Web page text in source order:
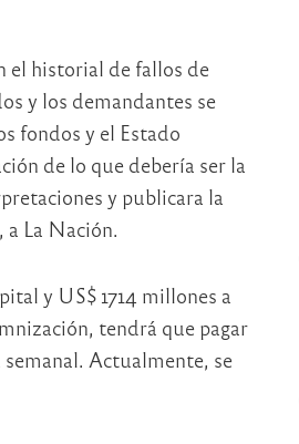
el historial de fallos de
y los demandantes se
fondos y el Estado
de lo que debería ser la
y publicara la
La Nación.
y US$ 1714 millones a
tendrá que pagar
Actualmente, se